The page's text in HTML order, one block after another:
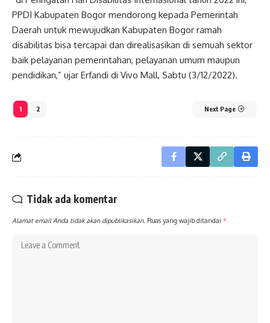
PPDI Kabupaten Bogor mendorong kepada Pemerintah
Daerah untuk mewujudkan Kabupaten Bogor ramah
disabilitas bisa tercapai dan direalisasikan di semuah sektor
baik pelayanan pemerintahan, pelayanan umum maupun
pendidikan,” ujar Erfandi di Vivo Mall, Sabtu (3/12/2022).
1 2 Next Page
Tidak ada komentar
Alamat email Anda tidak akan dipublikasikan. Ruas yang wajib ditandai *